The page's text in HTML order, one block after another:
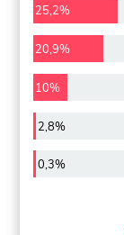
25,2%
20,9%
10%
2,8%
0,3%